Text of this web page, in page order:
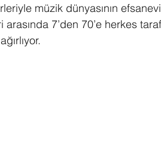
müzik dünyasının
7’den 70’e herkes